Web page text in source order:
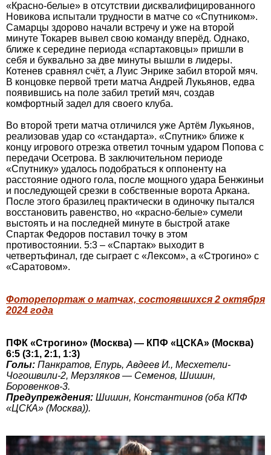
«Красно-белые» в отсутствии дисквалифицированного
Новикова испытали трудности в матче со «Спутником».
Самарцы здорово начали встречу и уже на второй
минуте Токарев вывел свою команду вперёд. Однако,
ближе к середине периода «спартаковцы» пришли в
себя и буквально за две минуты вышли в лидеры.
Котенев сравнял счёт, а Луис Энрике забил второй мяч.
В концовке первой трети матча Андрей Лукьянов, едва
появившись на поле забил третий мяч, создав
комфортный задел для своего клуба.
Во второй трети матча отличился уже Артём Лукьянов,
реализовав удар со «стандарта». «Спутник» ближе к
концу игрового отрезка ответил точным ударом Попова с
передачи Осетрова. В заключительном периоде
«Спутнику» удалось подобраться к оппоненту на
расстояние одного гола, после мощного удара Бенжиньи
и последующей срезки в собственные ворота Аркана.
После этого бразилец практически в одиночку пытался
восстановить равенство, но «красно-белые» сумели
выстоять и на последней минуте в быстрой атаке
Спартак Федоров поставил точку в этом
противостоянии. 5:3 – «Спартак» выходит в
четвертьфинал, где сыграет с «Лексом», а «Строгино» с
«Саратовом».
Фоторепортаж о матчах, состоявшихся 2 октября
2024 года
ПФК «Строгино» (Москва) — КПФ «ЦСКА» (Москва)
6:5 (3:1, 2:1, 1:3)
Голы: Панкратов, Епурь, Авдеев И., Месхетели-
Чогошвили-2, Мерзляков — Семенов, Шишин,
Боровенков-3.
Предупреждения: Шишин, Константинов (оба КПФ
«ЦСКА» (Москва)).